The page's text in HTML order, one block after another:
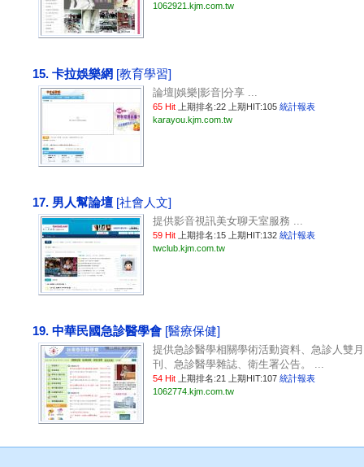
1062921.kjm.com.tw
15. 卡拉娛樂網 [教育學習]
論壇|娛樂|影音|分享 ...
65 Hit 上期排名:22 上期HIT:105 統計報表
karayou.kjm.com.tw
17. 男人幫論壇 [社會人文]
提供影音視訊美女聊天室服務 ...
59 Hit 上期排名:15 上期HIT:132 統計報表
twclub.kjm.com.tw
19. 中華民國急診醫學會 [醫療保健]
提供急診醫學相關學術活動資料、急診人雙月
刊、急診醫學雜誌、衛生署公告。 ...
54 Hit 上期排名:21 上期HIT:107 統計報表
1062774.kjm.com.tw